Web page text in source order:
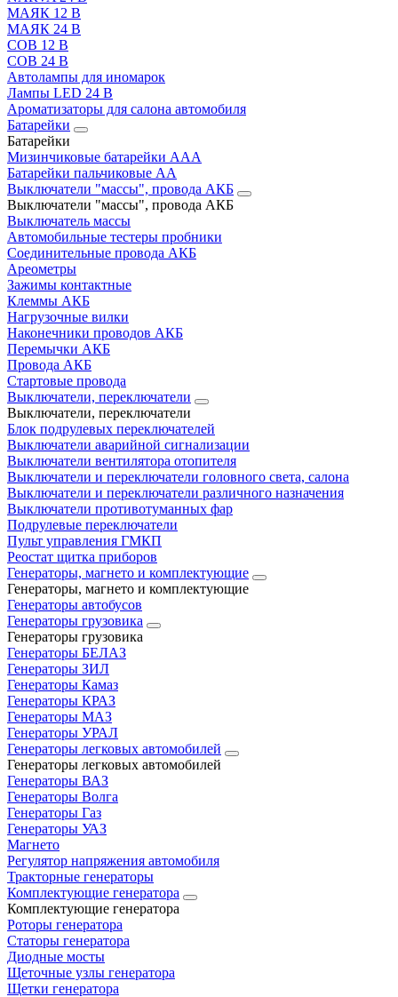
МАЯК 12 В
МАЯК 24 В
COB 12 В
COB 24 В
Автолампы для иномарок
Лампы LED 24 B
Ароматизаторы для салона автомобиля
Батарейки
Батарейки
Мизинчиковые батарейки AAA
Батарейки пальчиковые АА
Выключатели "массы", провода АКБ
Выключатели "массы", провода АКБ
Выключатель массы
Автомобильные тестеры пробники
Соединительные провода АКБ
Ареометры
Зажимы контактные
Клеммы АКБ
Нагрузочные вилки
Наконечники проводов АКБ
Перемычки АКБ
Провода АКБ
Стартовые провода
Выключатели, переключатели
Выключатели, переключатели
Блок подрулевых переключателей
Выключатели аварийной сигнализации
Выключатели вентилятора отопителя
Выключатели и переключатели головного света, салона
Выключатели и переключатели различного назначения
Выключатели противотуманных фар
Подрулевые переключатели
Пульт управления ГМКП
Реостат щитка приборов
Генераторы, магнето и комплектующие
Генераторы, магнето и комплектующие
Генераторы автобусов
Генераторы грузовика
Генераторы грузовика
Генераторы БЕЛАЗ
Генераторы ЗИЛ
Генераторы Камаз
Генераторы КРАЗ
Генераторы МАЗ
Генераторы УРАЛ
Генераторы легковых автомобилей
Генераторы легковых автомобилей
Генераторы ВАЗ
Генераторы Волга
Генераторы Газ
Генераторы УАЗ
Магнето
Регулятор напряжения автомобиля
Тракторные генераторы
Комплектующие генератора
Комплектующие генератора
Роторы генератора
Статоры генератора
Диодные мосты
Щеточные узлы генератора
Щетки генератора